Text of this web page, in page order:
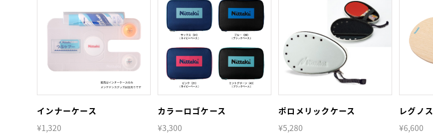
インナーケース
¥1,320
カラーロゴケース
¥3,300
ポロメリックケース
¥5,280
レグノス
¥6,600